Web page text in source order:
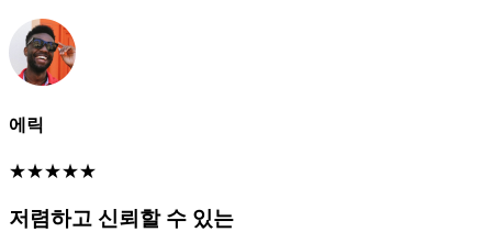
에릭
★★★★★
저렴하고 신뢰할 수 있는